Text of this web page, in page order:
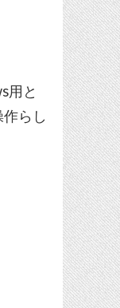
用と
らし